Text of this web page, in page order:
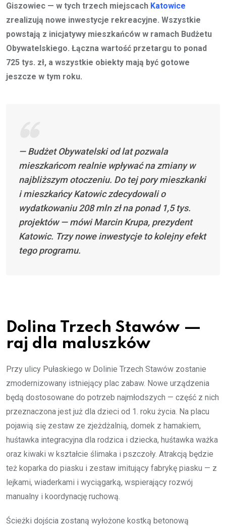
Giszowiec — w tych trzech miejscach Katowice
zrealizują nowe inwestycje rekreacyjne. Wszystkie
powstają z inicjatywy mieszkańców w ramach Budżetu
Obywatelskiego. Łączna wartość przetargu to ponad
725 tys. zł, a wszystkie obiekty mają być gotowe
jeszcze w tym roku.
— Budżet Obywatelski od lat pozwala
mieszkańcom realnie wpływać na zmiany w
najbliższym otoczeniu. Do tej pory mieszkanki
i mieszkańcy Katowic zdecydowali o
wydatkowaniu 208 mln zł na ponad 1,5 tys.
projektów — mówi Marcin Krupa, prezydent
Katowic. Trzy nowe inwestycje to kolejny efekt
tego programu.
Dolina Trzech Stawów —
raj dla maluszków
Przy ulicy Pułaskiego w Dolinie Trzech Stawów zostanie
zmodernizowany istniejący plac zabaw. Nowe urządzenia
będą dostosowane do potrzeb najmłodszych — część z nich
przeznaczona jest już dla dzieci od 1. roku życia. Na placu
pojawią się zestaw ze zjeżdżalnią, domek z hamakiem,
huśtawka integracyjna dla rodzica i dziecka, huśtawka ważka
oraz kiwaki w kształcie ślimaka i pszczoły. Atrakcją będzie
też koparka do piasku i zestaw imitujący fabrykę piasku — z
lejkami, wiaderkami i wyciągarką, wspierający rozwój
manualny i koordynację ruchową.
Ścieżki dojścia zostaną wyłożone kostką betonową